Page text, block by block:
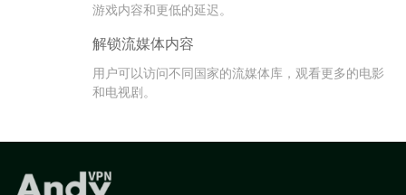
游戏内容和更低的延迟。
解锁流媒体内容
用户可以访问不同国家的流媒体库，观看更多的电影
和电视剧。